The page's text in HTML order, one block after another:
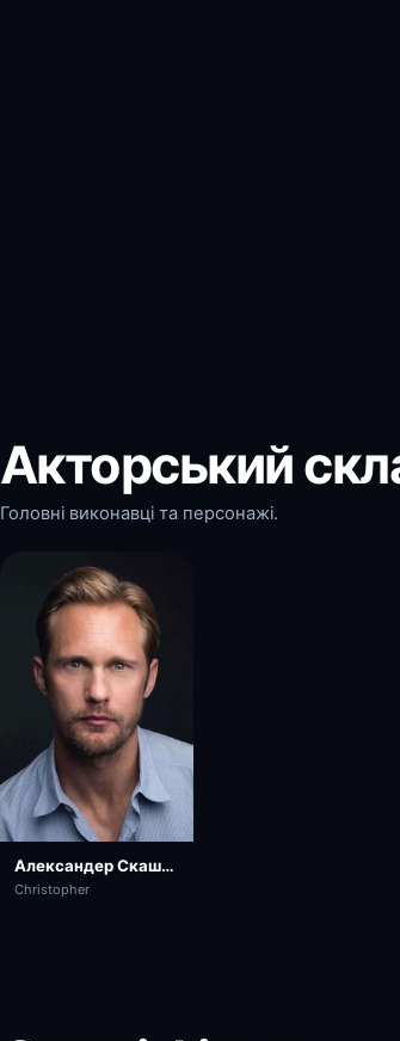
Акторський
Головні виконавці та персонажі.
Александер Скашґорд
Christopher